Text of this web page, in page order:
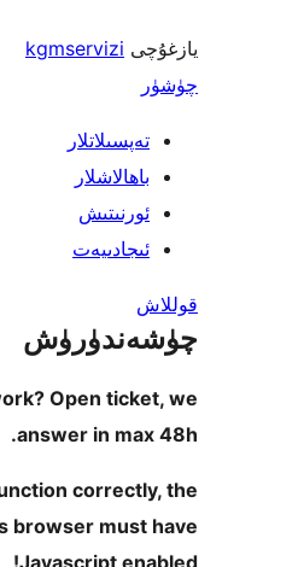
kgmservizi
Don’t work? Open
answer in
In order to function
user’s browser